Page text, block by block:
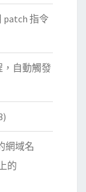
patch 指令
，自動觸發
網域名
的